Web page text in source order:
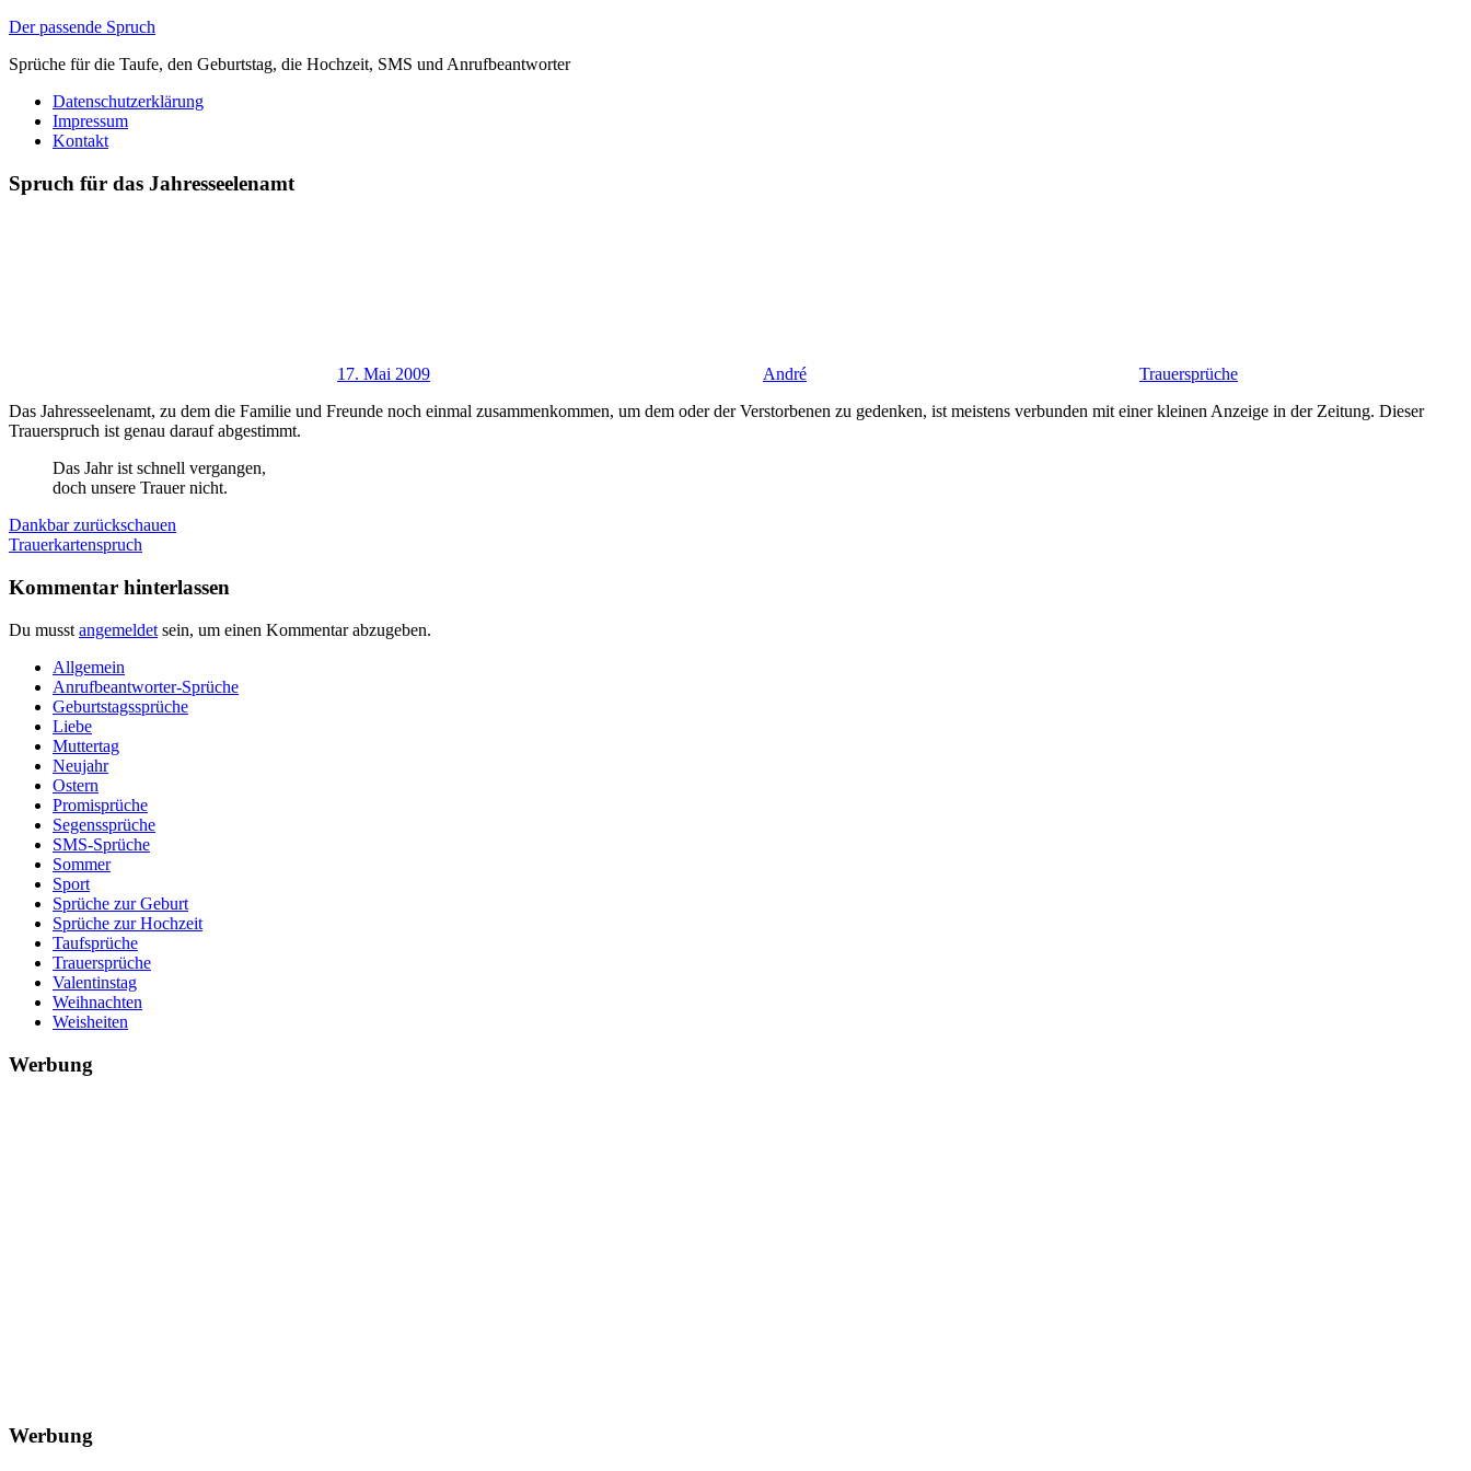
Zum
springen
Der passende Spruch
Sprüche für die Taufe, den Geburtstag, die Hochzeit, SMS und Anrufbeantworter
Datenschutzerklärung
Impressum
Kontakt
Spruch für das Jahresseelenamt
17. Mai 2009 André
Trauersprüche
Das Jahresseelenamt, zu dem die Familie und Freunde noch einmal zusammenkommen, um dem oder der Verstorbenen zu gedenken, ist meistens verbunden mit einer kleinen Anzeige in der Zeitung. Dieser
Trauerspruch ist genau darauf abgestimmt.
Das Jahr ist schnell vergangen,
doch unsere Trauer nicht.
Beitragsnavigation
Vorheriger
Beitrag:
Dankbar zurückschauen
Nächster
Trauerkartenspruch
Kommentar hinterlassen
Du musst angemeldet sein, um einen Kommentar abzugeben.
Allgemein
Anrufbeantworter-Sprüche
Geburtstagssprüche
Liebe
Muttertag
Neujahr
Ostern
Promisprüche
Segenssprüche
SMS-Sprüche
Sommer
Sport
Sprüche zur Geburt
Sprüche zur Hochzeit
Taufsprüche
Trauersprüche
Valentinstag
Weihnachten
Weisheiten
Werbung
Werbung